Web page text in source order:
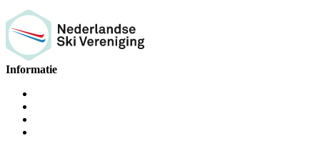
Informatie